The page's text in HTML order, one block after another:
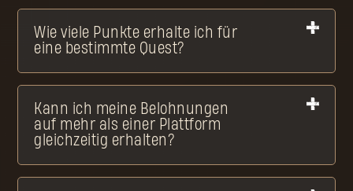
Wie viele Punkte erhalte ich für
eine bestimmte Quest?
Kann ich meine Belohnungen
auf mehr als einer Plattform
gleichzeitig erhalten?